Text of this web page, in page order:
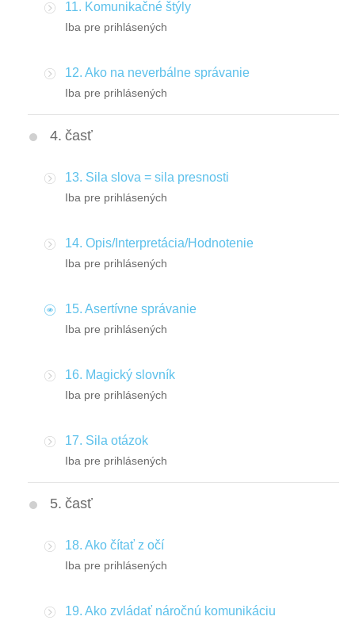
11. Komunikačné štýly
Iba pre prihlásených
12. Ako na neverbálne správanie
Iba pre prihlásených
4. časť
13. Sila slova = sila presnosti
Iba pre prihlásených
14. Opis/Interpretácia/Hodnotenie
Iba pre prihlásených
15. Asertívne správanie
Iba pre prihlásených
16. Magický slovník
Iba pre prihlásených
17. Sila otázok
Iba pre prihlásených
5. časť
18. Ako čítať z očí
Iba pre prihlásených
19. Ako zvládať náročnú komunikáciu